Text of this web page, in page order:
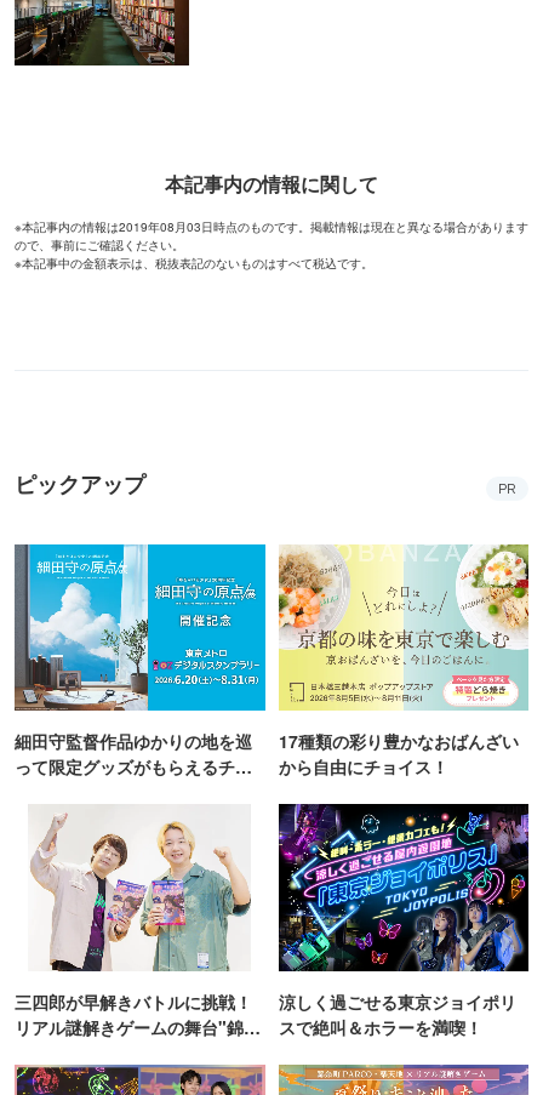
本記事内の情報に関して
※本記事内の情報は2019年08月03日時点のものです。掲載情報は現在と異なる場合があります
ので、事前にご確認ください。
※本記事中の金額表示は、税抜表記のないものはすべて税込です。
ピックアップ PR
細田守監督作品ゆかりの地を巡
って限定グッズがもらえるチャ
17種類の彩り豊かなおばんざい
から自由にチョイス！
三四郎が早解きバトルに挑戦！
リアル謎解きゲームの舞台"錦糸
涼しく過ごせる東京ジョイポリ
スで絶叫＆ホラーを満喫！